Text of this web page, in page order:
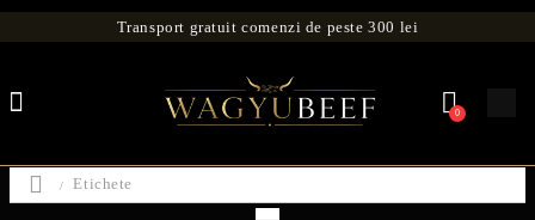
Transport gratuit comenzi de peste 300 lei
0
Etichete